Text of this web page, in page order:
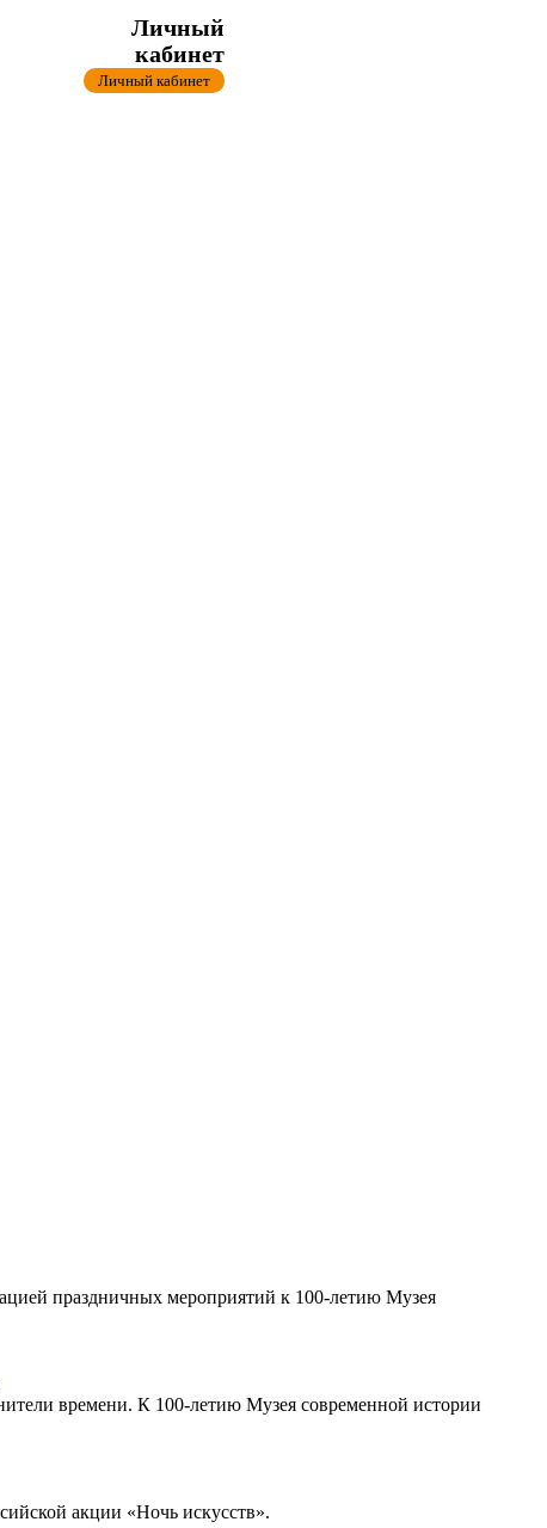
Личный
кабинет
Личный кабинет
праздничных мероприятий к 100-летию Музея
времени. К 100-летию Музея современной истории
акции «Ночь искусств».